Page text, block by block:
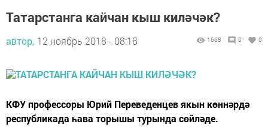
Татарстанга кайчан кыш киләчәк?
автор, 12 ноябрь 2018 - 08:18 1668 0 0
КФУ профессоры Юрий Переведенцев якын көннәрдә
республикада һава торышы турында сөйләде.